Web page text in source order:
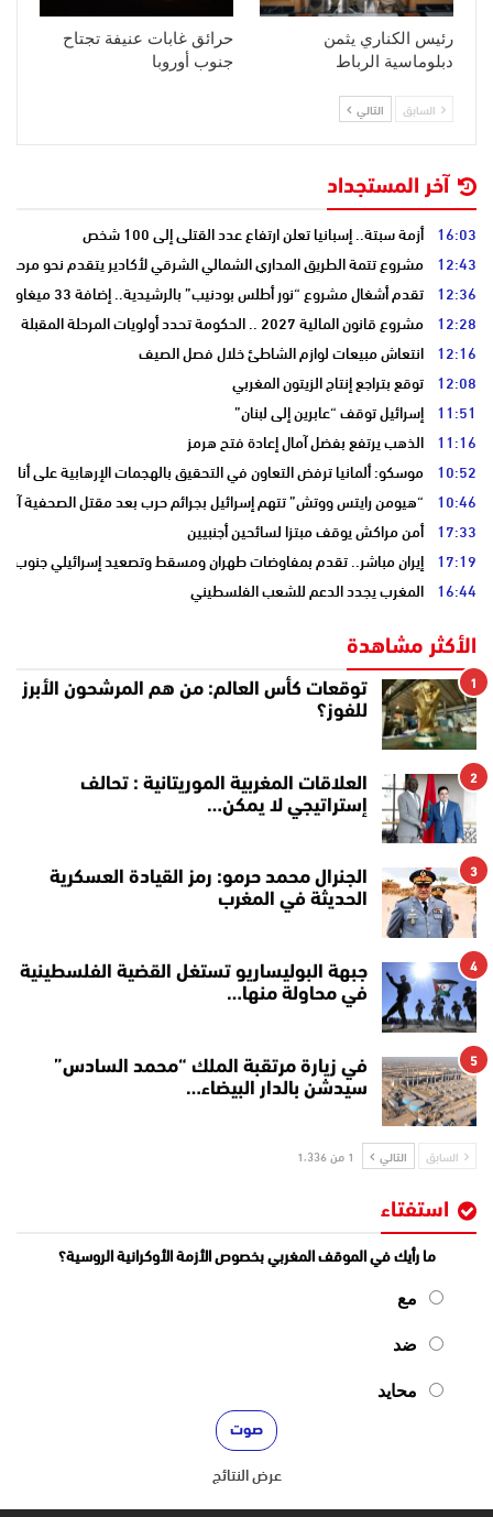
رئيس الكناري يثمن
دبلوماسية الرباط
حرائق غابات عنيفة تجتاح
جنوب أوروبا
السابق التالي
آخر المستجداد
16:03 أزمة سبتة.. إسبانيا تعلن ارتفاع عدد القتلى إلى 100 شخص
12:43 مشروع تتمة الطريق المداري الشمالي الشرقي لأكادير يتقدم نحو مرحلة
12:36 تقدم أشغال مشروع “نور أطلس بودنيب” بالرشيدية.. إضافة 33 ميغاوات إلى الشبكة الوطنية
12:28 مشروع قانون المالية 2027 .. الحكومة تحدد أولويات المرحلة المقبلة
12:16 انتعاش مبيعات لوازم الشاطئ خلال فصل الصيف
12:08 توقع بتراجع إنتاج الزيتون المغربي
11:51 إسرائيل توقف “عابرين إلى لبنان”
11:16 الذهب يرتفع بفضل آمال إعادة فتح هرمز
10:52 موسكو: ألمانيا ترفض التعاون في التحقيق بالهجمات الإرهابية على
10:46 “هيومن رايتس ووتش” تتهم إسرائيل بجرائم حرب بعد مقتل الصحفية
17:33 أمن مراكش يوقف مبتزا لسائحين أجنبيين
17:19 إيران مباشر.. تقدم بمفاوضات طهران ومسقط وتصعيد إسرائيلي جنوب
16:44 المغرب يجدد الدعم للشعب الفلسطيني
الأكثر مشاهدة
1
توقعات كأس العالم: من هم المرشحون الأبرز
للفوز؟
2
العلاقات المغربية الموريتانية : تحالف
إستراتيجي لا يمكن…
3
الجنرال محمد حرمو: رمز القيادة العسكرية
الحديثة في المغرب
4
جبهة البوليساريو تستغل القضية الفلسطينية
في محاولة منها…
5
في زيارة مرتقبة الملك “محمد السادس”
سيدشن بالدار البيضاء…
السابق التالي 1 من 1٬336
استفتاء
ما رأيك في الموقف المغربي بخصوص الأزمة الأوكرانية الروسية؟
مع
ضد
محايد
عرض النتائج